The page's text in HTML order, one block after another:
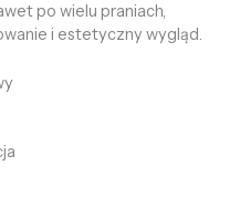
po wielu praniach,
i estetyczny wygląd.